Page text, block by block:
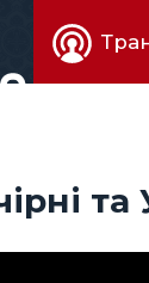
Живе